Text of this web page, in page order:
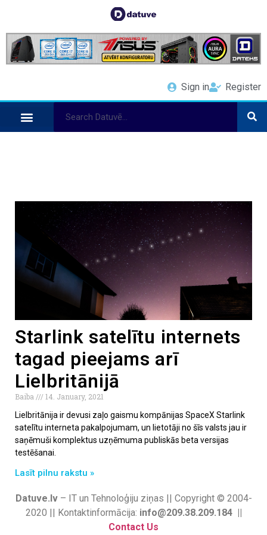
Sign in Register
Starlink satelītu internets
tagad pieejams arī
Lielbritānijā
Baiba
14. January, 2021
Lielbritānija ir devusi zaļo gaismu kompānijas SpaceX Starlink
satelītu interneta pakalpojumam, un lietotāji no šīs valsts jau ir
saņēmuši komplektus uzņēmuma publiskās beta versijas
testēšanai.
Lasīt pilnu rakstu »
Datuve.lv– IT un Tehnoloģiju ziņas || Copyright © 2004-
2020 || Kontaktinformācija: info@209.38.209.184 ||
Contact Us